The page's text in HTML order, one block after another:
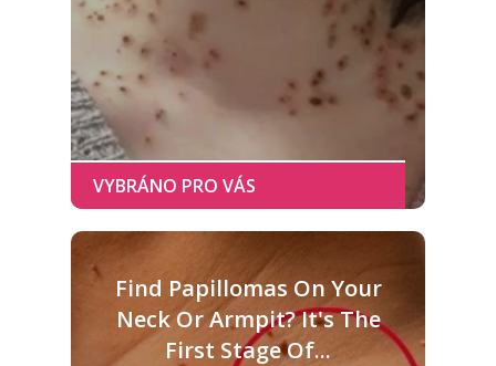
Find Papillomas On Your
Neck Or Armpit? It's The
First Stage Of...